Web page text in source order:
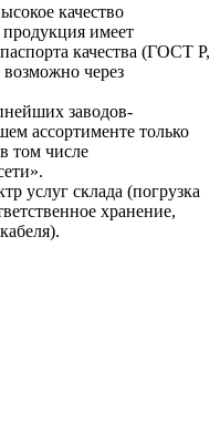
качество
имеет
качества (ГОСТ Р,
через
заводов-
ассортименте только
том числе
услуг склада (погрузка
хранение,